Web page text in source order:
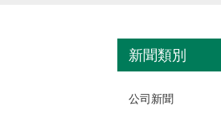
新聞類別
公司新聞